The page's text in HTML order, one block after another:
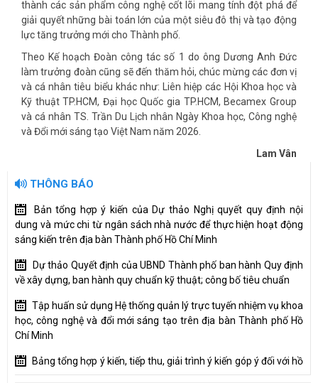
thành các sản phẩm công nghệ cốt lõi mang tính đột phá để
giải quyết những bài toán lớn của một siêu đô thị và tạo động
lực tăng trưởng mới cho Thành phố.
Theo Kế hoạch Đoàn công tác số 1 do ông Dương Anh Đức
làm trưởng đoàn cũng sẽ đến thăm hỏi, chúc mừng các đơn vị
và cá nhân tiêu biểu khác như: Liên hiệp các Hội Khoa học và
Kỹ thuật TP.HCM, Đại học Quốc gia TP.HCM, Becamex Group
và cá nhân TS. Trần Du Lịch nhân Ngày Khoa học, Công nghệ
và Đổi mới sáng tạo Việt Nam năm 2026.
Lam Vân
THÔNG BÁO
Bản tổng hợp ý kiến của Dự thảo Nghị quyết quy định nội
dung và mức chi từ ngân sách nhà nước để thực hiện hoạt động
sáng kiến trên địa bàn Thành phố Hồ Chí Minh
Dự thảo Quyết định của UBND Thành phố ban hành Quy định
về xây dựng, ban hành quy chuẩn kỹ thuật; công bố tiêu chuẩn
Tập huấn sử dụng Hệ thống quản lý trực tuyến nhiệm vụ khoa
học, công nghệ và đổi mới sáng tạo trên địa bàn Thành phố Hồ
Chí Minh
Bảng tổng hợp ý kiến, tiếp thu, giải trình ý kiến góp ý đối với hồ
sơ dự thảo Nghị quyết trình Hội đồng nhân dân hành phố